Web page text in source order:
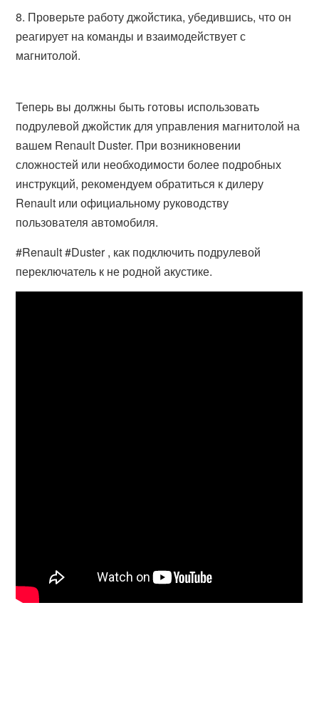
Проверьте работу джойстика, убедившись, что он
реагирует на команды и взаимодействует с
магнитолой.
Теперь вы должны быть готовы использовать
подрулевой джойстик для управления магнитолой на
вашем Renault Duster. При возникновении
сложностей или необходимости более подробных
инструкций, рекомендуем обратиться к дилеру
Renault или официальному руководству
пользователя автомобиля.
#Renault #Duster , как подключить подрулевой
переключатель к не родной акустике.